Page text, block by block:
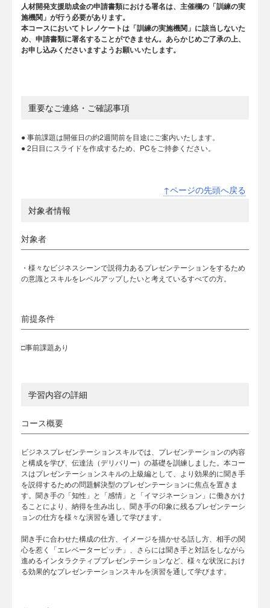
人材開発支援助成金の申請書類における署名は、主催欄の「訓練の実
施機関」が行う必要があります。
本コースにおいてトレノケートは「訓練の実施機関」に該当しないた
め、申請書類に署名することができません。あらかじめご了承の上、
お申し込みくださいますようお願いいたします。
重要なご連絡・ご確認事項
● 事前課題は開催日の約2週間前を目途にご案内いたします。
● 2日目にスライドを作成するため、PCをご持参ください。
↑ページの先頭へ戻る
対象者情報
対象者
・様々なビジネスシーンで説得力あるプレゼンテーションをするため
の意識とスキルをレベルアップしたいと考えているすべての方。
前提条件
□事前課題あり
学習内容の詳細
コース概要
ビジネスプレゼンテーションスキルでは、プレゼンテーションの内容
と構成を学び、伝達法（デリバリー）の基礎を訓練しました。本コー
スはプレゼンテーションスキルの上級編として、より効果的に聞き手
を説得するための問題解決型のプレゼンテーションに焦点を置きま
す。聞き手の「知性」と「感情」と「イマジネーション」に働きかけ
ることにより、納得を生み出し、聞き手の印象に残るプレゼンテーシ
ョンの仕方を様々な演習を通して学びます。
聞き手に合わせた構成の仕方、イメージを描かせる話し方、相手の関
心を惹く「エレベーターピッチ」、さらには聞き手と対話をしながら
進めるインタラクティブプレゼンテーションなど、様々な状況におけ
る効果的なプレゼンテーションスキルを演習を通して学びます。